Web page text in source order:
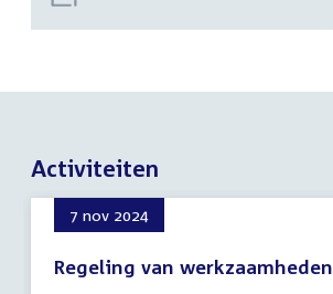
Activiteiten
7 nov 2024
Regeling van werkzaamheden